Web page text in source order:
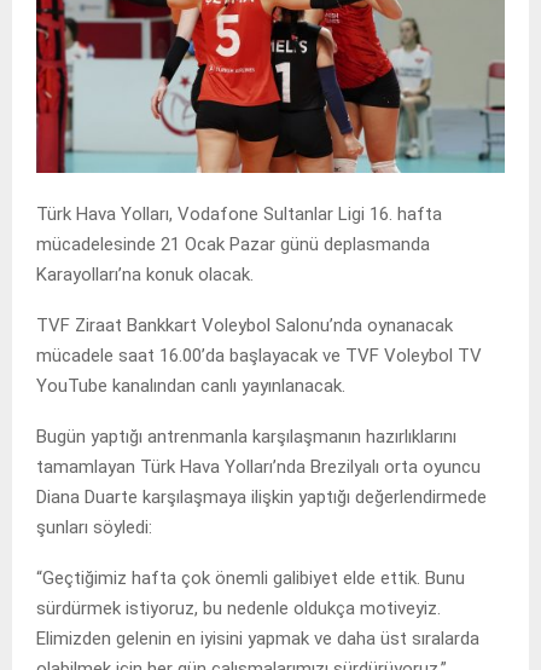
Türk Hava Yolları, Vodafone Sultanlar Ligi 16. hafta
mücadelesinde 21 Ocak Pazar günü deplasmanda
Karayolları’na konuk olacak.
TVF Ziraat Bankkart Voleybol Salonu’nda oynanacak
mücadele saat 16.00’da başlayacak ve TVF Voleybol TV
YouTube kanalından canlı yayınlanacak.
Bugün yaptığı antrenmanla karşılaşmanın hazırlıklarını
tamamlayan Türk Hava Yolları’nda Brezilyalı orta oyuncu
Diana Duarte karşılaşmaya ilişkin yaptığı değerlendirmede
şunları söyledi:
“Geçtiğimiz hafta çok önemli galibiyet elde ettik. Bunu
sürdürmek istiyoruz, bu nedenle oldukça motiveyiz.
Elimizden gelenin en iyisini yapmak ve daha üst sıralarda